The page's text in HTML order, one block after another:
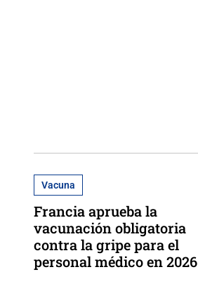
Vacuna
Francia aprueba la
vacunación obligatoria
contra la gripe para el
personal médico en 2026